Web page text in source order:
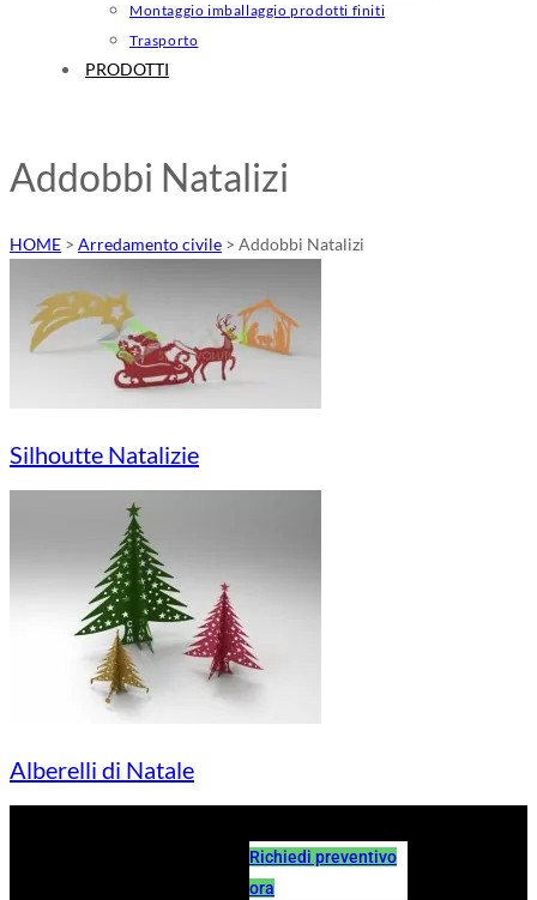
Montaggio imballaggio prodotti finiti
Trasporto
PRODOTTI
Addobbi Natalizi
HOME > Arredamento civile > Addobbi Natalizi
Silhoutte Natalizie
Alberelli di Natale
Richiedi preventivo
ora